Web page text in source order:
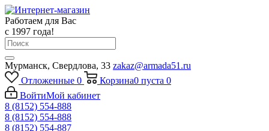
Работаем для Вас
с 1997 года!
Мурманск, Свердлова, 33 zakaz@armada51.ru
Отложенные 0 Корзина0 пуста 0
ВойтиМой кабинет
8 (8152) 554-888
8 (8152) 554-888
8 (8152) 554-887